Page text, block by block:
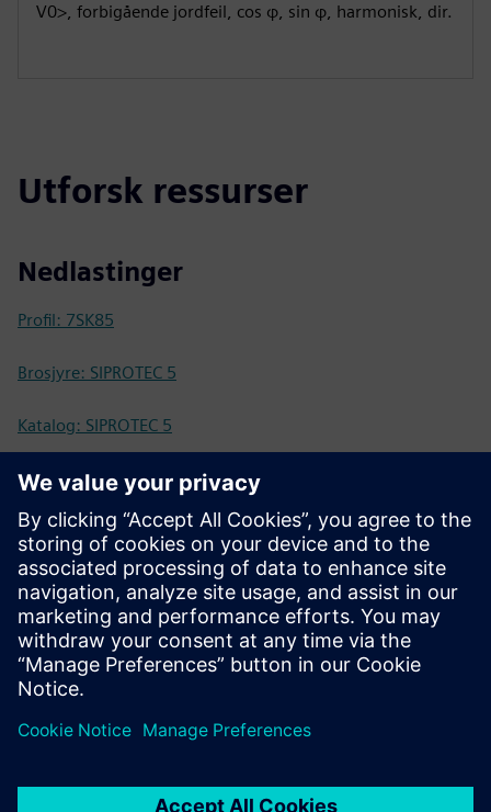
V0>, forbigående jordfeil, cos φ, sin φ, harmonisk, dir.
Utforsk ressurser
Nedlastinger
Profil: 7SK85
Brosjyre: SIPROTEC 5
Katalog: SIPROTEC 5
Teknisk dokumentasjon
Teknisk dokumentasjon, fastvare, eksempler på
programvareapplikasjoner og vanlige spørsmål (SIOS)
Nettbutikk - Industry Mall
SIPROTEC 7SK85